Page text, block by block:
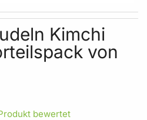
gallery
Kimchi
von
bewertet